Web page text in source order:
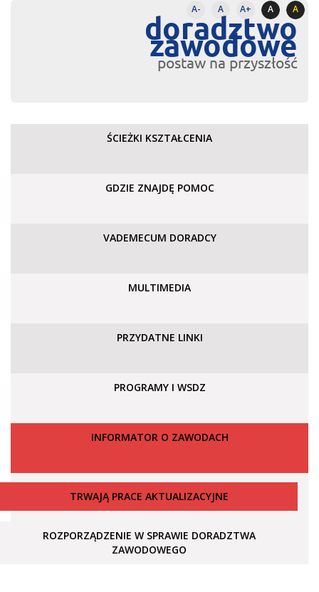
A- A A+ A A
doradztwo
zawodowe
postaw na przyszłość
ŚCIEŻKI KSZTAŁCENIA
GDZIE ZNAJDĘ POMOC
VADEMECUM DORADCY
MULTIMEDIA
PRZYDATNE LINKI
PROGRAMY I WSDZ
INFORMATOR O ZAWODACH
TRWAJĄ PRACE AKTUALIZACYJNE
ROZPORZĄDZENIE W SPRAWIE DORADZTWA
ZAWODOWEGO